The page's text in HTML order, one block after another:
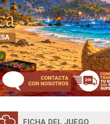
FICHA DEL JUEGO